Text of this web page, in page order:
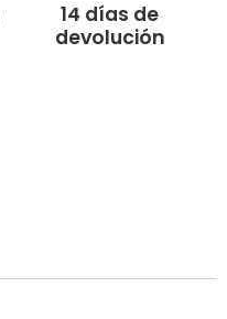
14 días de
devolución